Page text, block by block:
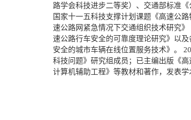
路学会科技进步二等奖）、交通部标准
国家十一五科技支撑计划课题《高速公
速公路网紧急情况下交通组织技术研究
速公路行车安全的可靠度理论研究》以
安全的城市车辆在线位置服务技术》。
科技问题》研究组成员；已主编出版《
计算机辅助工程》等教材和著作，发表学